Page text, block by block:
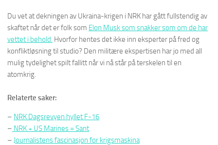
Du vet at dekningen av Ukraina-krigen i NRK har gått fullstendig av
skaftet når det er folk som Elon Musk som snakker som om de har
vettet i behold. Hvorfor hentes det ikke inn eksperter på fred og
konfliktløsning til studio? Den militære ekspertisen har jo med all
mulig tydelighet spilt fallitt når vi nå står på terskelen til en
atomkrig.
Relaterte saker:
– NRK Dagsrevyen hyllet F-16
– NRK + US Marines = Sant
– Journalistens fascinasjon for krigsmaskina